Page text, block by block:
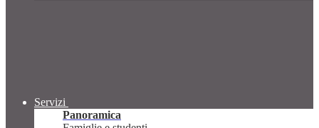
Servizi
Panoramica